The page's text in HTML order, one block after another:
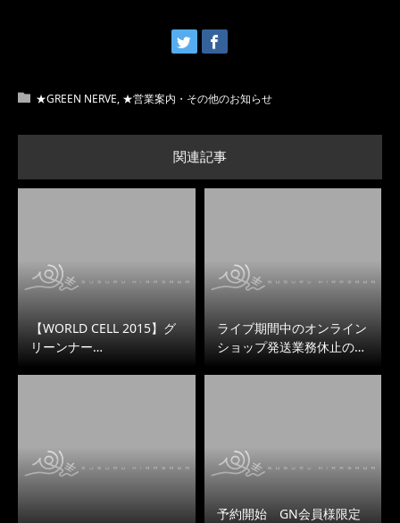
★GREEN NERVE, ★営業案内・その他のお知らせ
関連記事
【WORLD CELL 2015】グ
リーンナー…
ライブ期間中のオンライン
ショップ発送業務休止の…
予約開始 GN会員様限定